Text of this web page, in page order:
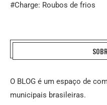
#Charge: Roubos de frios
O BLOG é um espaço de
municipais brasileiras.